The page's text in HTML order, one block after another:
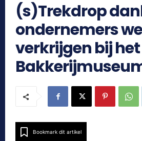
(s)Trekdrop
ondernemers
verkrijgen bij het
Bookmark dit artikel